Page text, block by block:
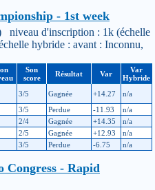
- 1st week
niveau d'inscription : 1k (échelle
hybride : avant : Inconnu,
Son
score
Résultat Var
Var
Hybride
3/5 Gagnée +14.27
n/a
3/5 Perdue -11.93
n/a
2/4 Gagnée +14.35
n/a
2/5 Gagnée +12.93
n/a
3/5 Perdue -6.75 n/a
Congress - Rapid